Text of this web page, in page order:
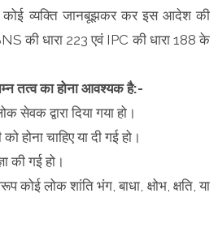
व्यक्ति जानबूझकर कर इस आदेश की
की धारा 223 एवं IPC की धारा 188 के
तत्व का होना आवश्यक है:-
सेवक द्वारा दिया गया हो।
होना चाहिए या दी गई हो।
की गई हो।
कोई लोक शांति भंग, बाधा, क्षोभ, क्षति, या